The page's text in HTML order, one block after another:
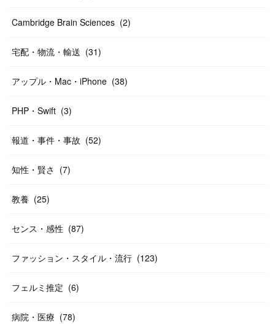
Cambridge Brain Sciences (2)
宅配・物流・輸送 (31)
アップル・Mac・iPhone (38)
PHP・Swift (3)
報道・事件・事故 (52)
知性・賢さ (7)
教養 (25)
センス・感性 (87)
ファッション・スタイル・流行 (123)
フェルミ推定 (6)
病院・医療 (78)